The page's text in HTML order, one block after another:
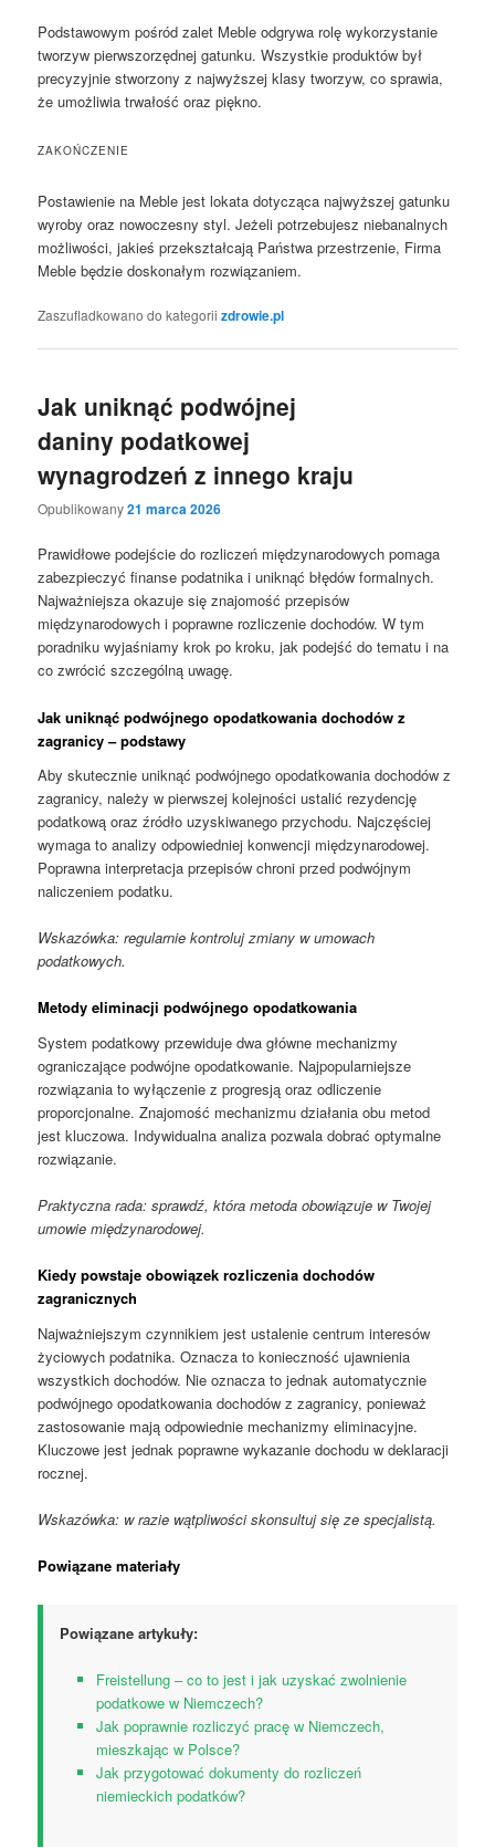
Podstawowym pośród zalet Meble odgrywa rolę wykorzystanie
tworzyw pierwszorzędnej gatunku. Wszystkie produktów był
precyzyjnie stworzony z najwyższej klasy tworzyw, co sprawia,
że umożliwia trwałość oraz piękno.
ZAKOŃCZENIE
Postawienie na Meble jest lokata dotycząca najwyższej gatunku
wyroby oraz nowoczesny styl. Jeżeli potrzebujesz niebanalnych
możliwości, jakieś przekształcają Państwa przestrzenie, Firma
Meble będzie doskonałym rozwiązaniem.
Zaszufladkowano do kategorii zdrowie.pl
Jak uniknąć podwójnej
daniny podatkowej
wynagrodzeń z innego kraju
Opublikowany21 marca 2026
Prawidłowe podejście do rozliczeń międzynarodowych pomaga
zabezpieczyć finanse podatnika i uniknąć błędów formalnych.
Najważniejsza okazuje się znajomość przepisów
międzynarodowych i poprawne rozliczenie dochodów. W tym
poradniku wyjaśniamy krok po kroku, jak podejść do tematu i na
co zwrócić szczególną uwagę.
Jak uniknąć podwójnego opodatkowania dochodów z
zagranicy – podstawy
Aby skutecznie uniknąć podwójnego opodatkowania dochodów z
zagranicy, należy w pierwszej kolejności ustalić rezydencję
podatkową oraz źródło uzyskiwanego przychodu. Najczęściej
wymaga to analizy odpowiedniej konwencji międzynarodowej.
Poprawna interpretacja przepisów chroni przed podwójnym
naliczeniem podatku.
Wskazówka: regularnie kontroluj zmiany w umowach
podatkowych.
Metody eliminacji podwójnego opodatkowania
System podatkowy przewiduje dwa główne mechanizmy
ograniczające podwójne opodatkowanie. Najpopularniejsze
rozwiązania to wyłączenie z progresją oraz odliczenie
proporcjonalne. Znajomość mechanizmu działania obu metod
jest kluczowa. Indywidualna analiza pozwala dobrać optymalne
rozwiązanie.
Praktyczna rada: sprawdź, która metoda obowiązuje w Twojej
umowie międzynarodowej.
Kiedy powstaje obowiązek rozliczenia dochodów
zagranicznych
Najważniejszym czynnikiem jest ustalenie centrum interesów
życiowych podatnika. Oznacza to konieczność ujawnienia
wszystkich dochodów. Nie oznacza to jednak automatycznie
podwójnego opodatkowania dochodów z zagranicy, ponieważ
zastosowanie mają odpowiednie mechanizmy eliminacyjne.
Kluczowe jest jednak poprawne wykazanie dochodu w deklaracji
rocznej.
Wskazówka: w razie wątpliwości skonsultuj się ze specjalistą.
Powiązane materiały
Powiązane artykuły:
Freistellung – co to jest i jak uzyskać zwolnienie
podatkowe w Niemczech?
Jak poprawnie rozliczyć pracę w Niemczech,
mieszkając w Polsce?
Jak przygotować dokumenty do rozliczeń
niemieckich podatków?